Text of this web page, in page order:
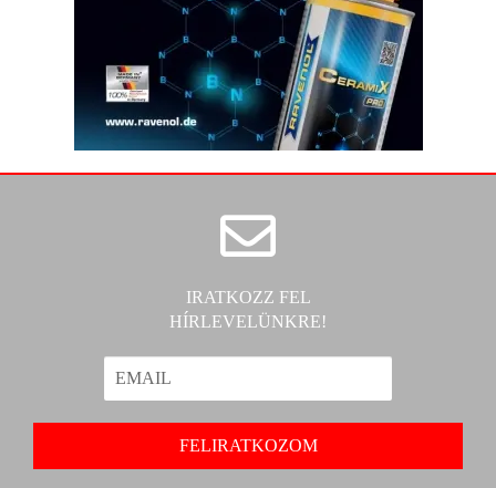
IRATKOZZ FEL
HÍRLEVELÜNKRE!